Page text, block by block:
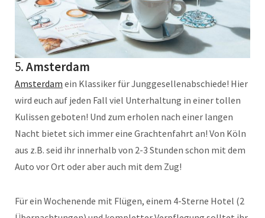
5.Amsterdam
Amsterdam ein Klassiker für Junggesellenabschiede! Hier
wird euch auf jeden Fall viel Unterhaltung in einer tollen
Kulissen geboten! Und zum erholen nach einer langen
Nacht bietet sich immer eine Grachtenfahrt an! Von Köln
aus z.B. seid ihr innerhalb von 2-3 Stunden schon mit dem
Auto vor Ort oder aber auch mit dem Zug!
Für ein Wochenende mit Flügen, einem 4-Sterne Hotel (2